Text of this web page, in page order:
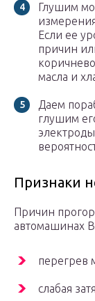
Глушим
Если ее
причин
масла и
Даем
глушим
Признаки
Причин
автомашинах
перегрев
слабая